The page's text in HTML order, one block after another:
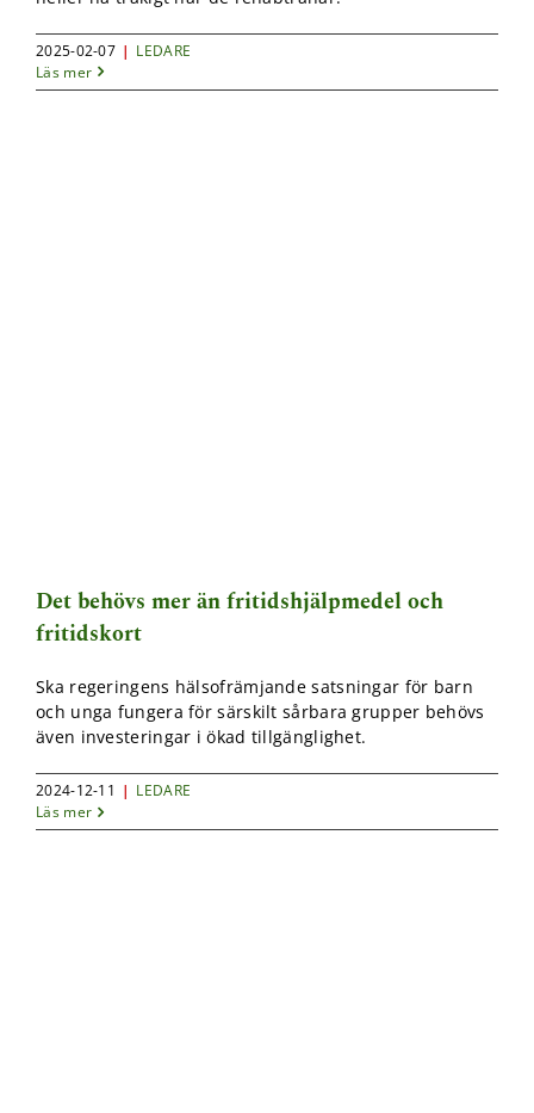
2025-02-07 | LEDARE
Läs mer
Det behövs mer än fritidshjälpmedel och
fritidskort
Ska regeringens hälsofrämjande satsningar för barn
och unga fungera för särskilt sårbara grupper behövs
även investeringar i ökad tillgänglighet.
2024-12-11 | LEDARE
Läs mer